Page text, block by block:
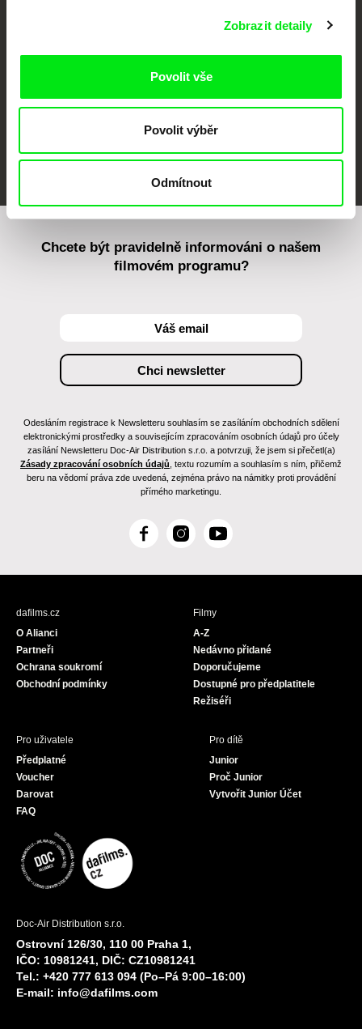
Zobrazit detaily
Povolit vše
Povolit výběr
Odmítnout
Chcete být pravidelně informováni o našem
filmovém programu?
Odesláním registrace k Newsletteru souhlasím se zasíláním obchodních sdělení
elektronickými prostředky a souvisejícím zpracováním osobních údajů pro účely
zasílání Newsletteru Doc-Air Distribution s.r.o. a potvrzuji, že jsem si přečetl(a)
Zásady zpracování osobních údajů , textu rozumím a souhlasím s ním, přičemž
beru na vědomí práva zde uvedená, zejména právo na námitky proti provádění
přímého marketingu.
F
c
I
s
Y
u
dafilms.cz
O Alianci
Partneři
Ochrana soukromí
Obchodní podmínky
Filmy
A-Z
Nedávno přidané
Doporučujeme
Dostupné pro předplatitele
Režiséři
Pro uživatele
Předplatné
Voucher
Darovat
FAQ
Pro dítě
Junior
Proč Junior
Vytvořit Junior Účet
Doc-Air Distribution s.r.o.
Ostrovní 126/30, 110 00 Praha 1,
IČO: 10981241, DIČ: CZ10981241
Tel.: +420 777 613 094 (Po–Pá 9:00–16:00)
E-mail: info@dafilms.com